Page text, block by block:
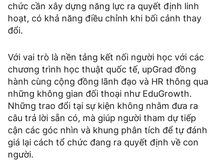
chức cần xây dựng năng lực ra quyết định linh
hoạt, có khả năng điều chỉnh khi bối cảnh thay
đổi.
Với vai trò là nền tảng kết nối người học với các
chương trình học thuật quốc tế, upGrad đồng
hành cùng cộng đồng lãnh đạo và HR thông qua
những không gian đối thoại như EduGrowth.
Những trao đổi tại sự kiện không nhằm đưa ra
câu trả lời sẵn có, mà giúp người tham dự tiếp
cận các góc nhìn và khung phân tích để tự đánh
giá lại cách tổ chức đang ra quyết định về con
người.